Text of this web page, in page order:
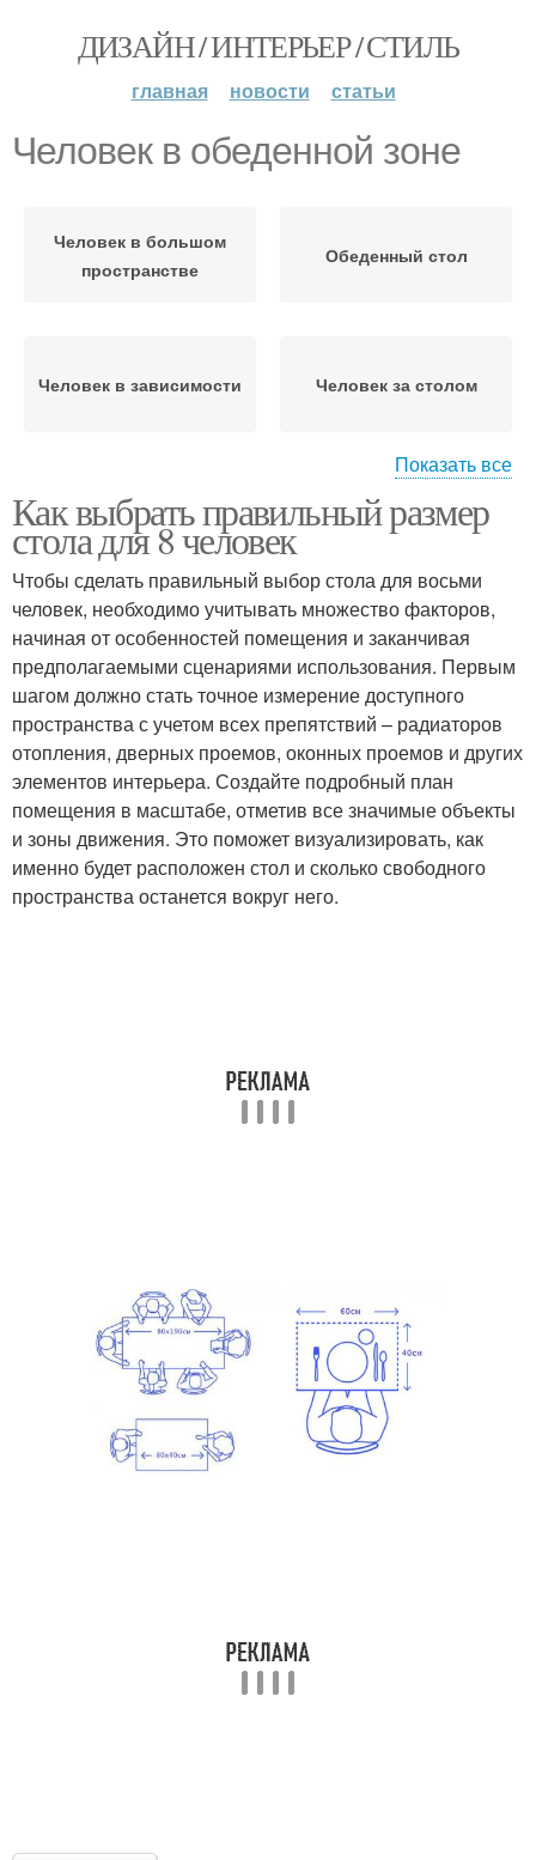
ДИЗАЙН / ИНТЕРЬЕР / СТИЛЬ
главная новости статьи
Человек в обеденной зоне
Человек в большом
пространстве
Обеденный стол
Человек в зависимости Человек за столом
максимального
комфорта
Человек в небольшом
помещении
Человек в комнату
Показать все
Как выбрать правильный размер
стола для 8 человек
Чтобы сделать правильный выбор стола для восьми
человек, необходимо учитывать множество факторов,
начиная от особенностей помещения и заканчивая
предполагаемыми сценариями использования. Первым
шагом должно стать точное измерение доступного
пространства с учетом всех препятствий – радиаторов
отопления, дверных проемов, оконных проемов и других
элементов интерьера. Создайте подробный план
помещения в масштабе, отметив все значимые объекты
и зоны движения. Это поможет визуализировать, как
именно будет расположен стол и сколько свободного
пространства останется вокруг него.